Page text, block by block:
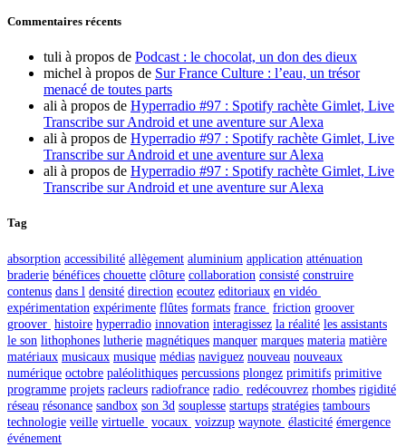
Commentaires récents
tuli à propos de Podcast : le chocolat, un don des dieux
michel à propos de Sur France Culture : l’eau, un trésor
menacé de toutes parts
ali à propos de Hyperradio #97 : Spotify rachète Gimlet, Live
Transcribe sur Android et une aventure sur Alexa
ali à propos de Hyperradio #97 : Spotify rachète Gimlet, Live
Transcribe sur Android et une aventure sur Alexa
ali à propos de Hyperradio #97 : Spotify rachète Gimlet, Live
Transcribe sur Android et une aventure sur Alexa
Tag
absorption accessibilité allègement aluminium application atténuation
braderie bénéfices chouette clôture collaboration consisté construire
contenus dans l densité direction ecoutez editoriaux en vidéo
expérimentation expérimente flûtes formats france friction groover
groover histoire hyperradio innovation interagissez la réalité les assistants
le son lithophones lutherie magnétiques manquer marques materia matière
matériaux musicaux musique médias naviguez nouveau nouveaux
numérique octobre paléolithiques percussions plongez primitifs primitive
programme projets racleurs radiofrance radio redécouvrez rhombes rigidité
réseau résonance sandbox son 3d souplesse startups stratégies tambours
technologie veille virtuelle vocaux voizzup waynote élasticité émergence
événement